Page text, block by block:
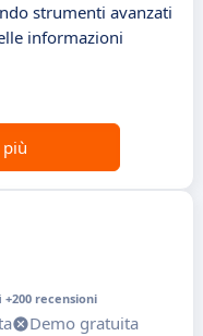
strumenti avanzati
informazioni
più
+200 recensioni
Demo gratuita